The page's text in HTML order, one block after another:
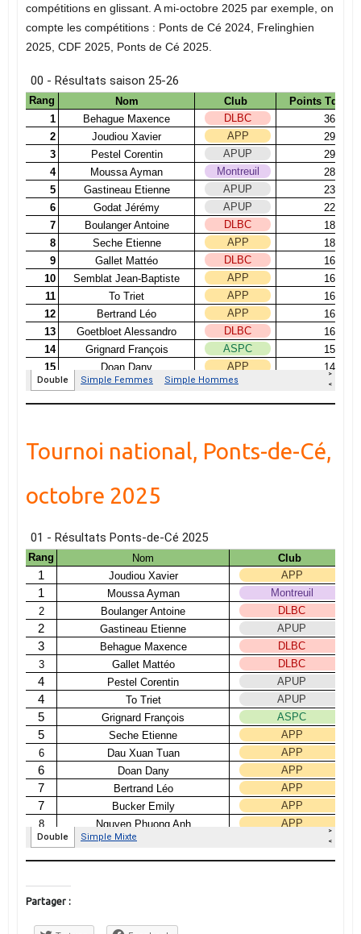
compétitions en glissant. A mi-octobre 2025 par exemple, on
compte les compétitions : Ponts de Cé 2024, Frelinghien
2025, CDF 2025, Ponts de Cé 2025.
Tournoi national, Ponts-de-Cé,
octobre 2025
Partager :